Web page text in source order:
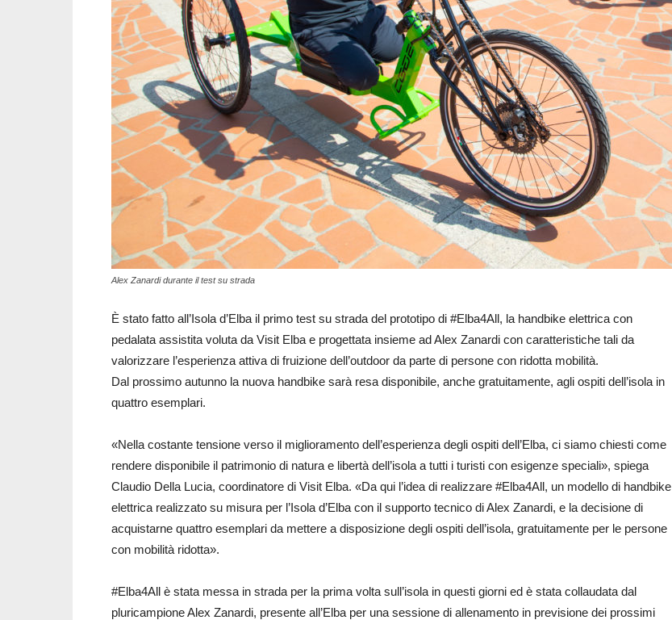
Alex Zanardi durante il test su strada
È stato fatto all’Isola d’Elba il primo test su strada del prototipo di #Elba4All, la handbike elettrica con
pedalata assistita voluta da Visit Elba e progettata insieme ad Alex Zanardi con caratteristiche tali da
valorizzare l’esperienza attiva di fruizione dell’outdoor da parte di persone con ridotta mobilità.
Dal prossimo autunno la nuova handbike sarà resa disponibile, anche gratuitamente, agli ospiti dell’isola in
quattro esemplari.
«Nella costante tensione verso il miglioramento dell’esperienza degli ospiti dell’Elba, ci siamo chiesti come
rendere disponibile il patrimonio di natura e libertà dell’isola a tutti i turisti con esigenze speciali», spiega
Claudio Della Lucia, coordinatore di Visit Elba. «Da qui l’idea di realizzare #Elba4All, un modello di handbike
elettrica realizzato su misura per l’Isola d’Elba con il supporto tecnico di Alex Zanardi, e la decisione di
acquistarne quattro esemplari da mettere a disposizione degli ospiti dell’isola, gratuitamente per le persone
con mobilità ridotta».
#Elba4All è stata messa in strada per la prima volta sull’isola in questi giorni ed è stata collaudata dal
pluricampione Alex Zanardi, presente all’Elba per una sessione di allenamento in previsione dei prossimi